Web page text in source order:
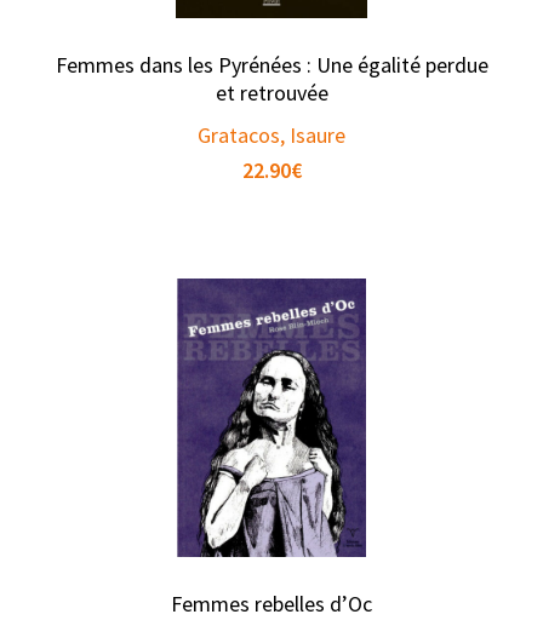
Femmes dans les Pyrénées : Une égalité perdue
et retrouvée
Gratacos, Isaure
22.90€
Femmes rebelles d’Oc